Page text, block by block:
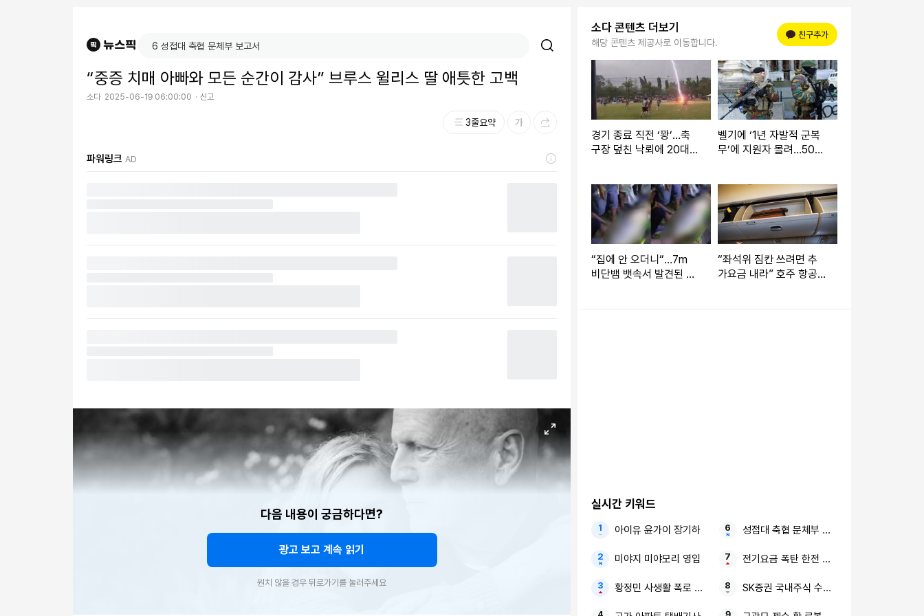
“중증 치매 아빠와 모든 순간이 감사” 브루스 윌리스 딸 애틋한 고백
소다 2025-06-19 06:00:00 신고
3줄요약
파워링크 AD
다음 내용이 궁금하다면?
광고 보고 계속 읽기
원치 않을 경우 뒤로가기를 눌러주세요
소다 콘텐츠 더보기
해당 콘텐츠 제공사로 이동합니다.
친구추가
경기 종료 직전 ‘꽝’…축
구장 덮친 낙뢰에 20대
벨기에 ‘1년 자발적 군복
무’에 지원자 몰려…500
“집에 안 오더니“…7m
비단뱀 뱃속서 발견된 4
“좌석위 짐칸 쓰려면 추
가요금 내라” 호주 항공
실시간 키워드
아이유 윤가이 장기하
미야지 미야모리 영입
황정민 사생활 폭로 임신 축하 전화
성접대 축협 문체부 보고서
전기요금 폭탄 한전 에어컨 절전법
SK증권 국내주식 수수료 평생 우대